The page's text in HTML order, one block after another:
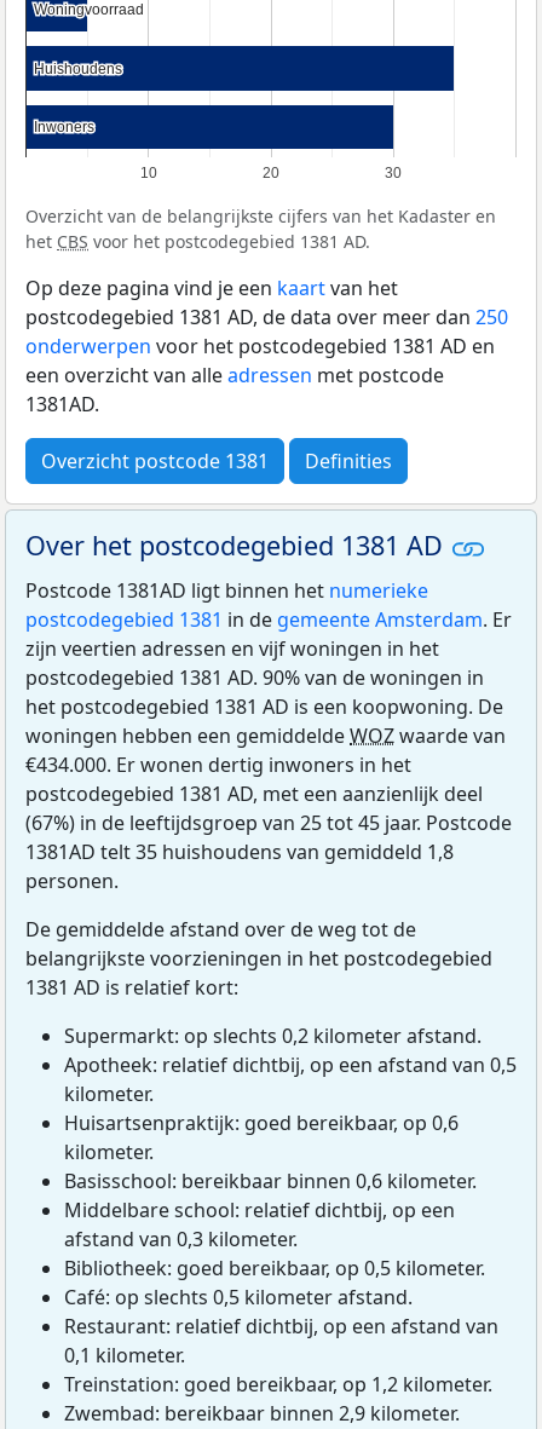
10 20 30
Woningvoorraad
Woningvoorraad
Huishoudens
Huishoudens
Inwoners
Inwoners
Overzicht van de belangrijkste cijfers van het Kadaster en
het CBS voor het postcodegebied 1381 AD.
Op deze pagina vind je een kaartvan het
postcodegebied 1381 AD, de data over meer dan 250
onderwerpen voor het postcodegebied 1381 AD en
een overzicht van alleadressen met postcode
1381AD.
Overzicht postcode 1381 Definities
Over het postcodegebied 1381 AD
Postcode 1381AD ligt binnen het numerieke
postcodegebied 1381 in de gemeente Amsterdam. Er
zijn veertien adressen en vijf woningen in het
postcodegebied 1381 AD. 90% van de woningen in
het postcodegebied 1381 AD is een koopwoning. De
woningen hebben een gemiddeldeWOZwaarde van
€434.000. Er wonen dertig inwoners in het
postcodegebied 1381 AD, met een aanzienlijk deel
(67%) in de leeftijdsgroep van 25 tot 45 jaar. Postcode
1381AD telt 35 huishoudens van gemiddeld 1,8
personen.
De gemiddelde afstand over de weg tot de
belangrijkste voorzieningen in het postcodegebied
1381 AD is relatief kort:
Supermarkt: op slechts 0,2 kilometer afstand.
Apotheek: relatief dichtbij, op een afstand van 0,5
kilometer.
Huisartsenpraktijk: goed bereikbaar, op 0,6
kilometer.
Basisschool: bereikbaar binnen 0,6 kilometer.
Middelbare school: relatief dichtbij, op een
afstand van 0,3 kilometer.
Bibliotheek: goed bereikbaar, op 0,5 kilometer.
Café: op slechts 0,5 kilometer afstand.
Restaurant: relatief dichtbij, op een afstand van
0,1 kilometer.
Treinstation: goed bereikbaar, op 1,2 kilometer.
Zwembad: bereikbaar binnen 2,9 kilometer.